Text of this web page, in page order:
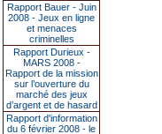
Rapport Bauer - Juin
2008 - Jeux en ligne
et menaces
criminelles
Rapport Durieux -
MARS 2008 -
Rapport de la mission
sur l’ouverture du
marché des jeux
d’argent et de hasard
Rapport d'information
du 6 février 2008 - le